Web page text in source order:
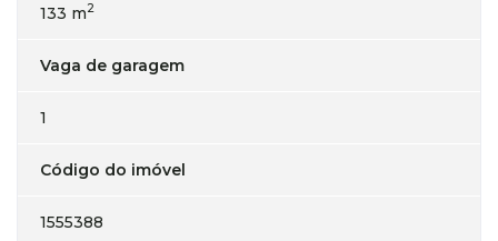
133 m2
Vaga de garagem
1
Código do imóvel
1555388